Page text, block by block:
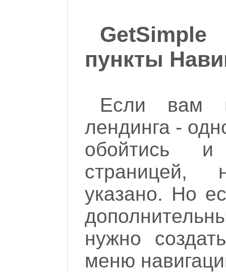
пункты
Если вам
лендинга -
обойтись
страницей,
указано. Но
нужно
меню